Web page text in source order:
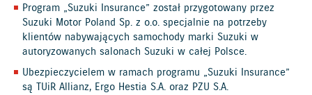
Program „Suzuki Insurance” został przygotowany przez
Suzuki Motor Poland Sp. z o.o. specjalnie na potrzeby
klientów nabywających samochody marki Suzuki w
autoryzowanych salonach Suzuki w całej Polsce.
Ubezpieczycielem w ramach programu „Suzuki Insurance”
są TUiR Allianz, Ergo Hestia S.A. oraz PZU S.A.